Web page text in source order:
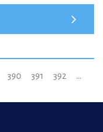
390 391 392
...